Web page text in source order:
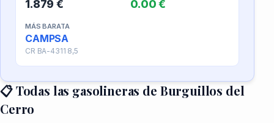
1.879 € 0.00 €
MÁS BARATA
CAMPSA
CR BA-4311 8,5
📋 Todas las gasolineras de Burguillos del
Cerro